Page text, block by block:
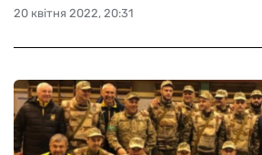
20 квітня 2022, 20:31